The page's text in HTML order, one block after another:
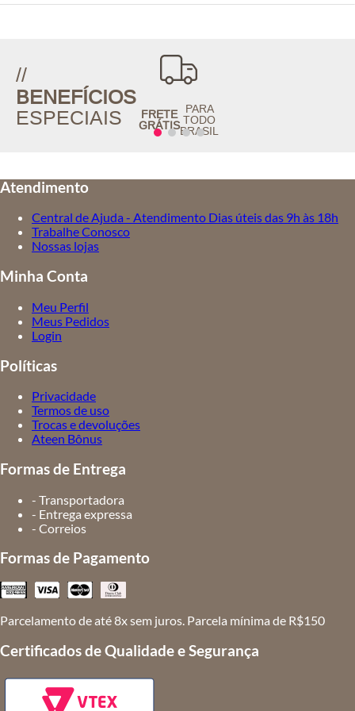
//
BENEFÍCIOS
ESPECIAIS
FRETE
GRÁTIS
PARA
TODO
BRASIL
Atendimento
Central de Ajuda - Atendimento Dias úteis das 9h às 18h
Trabalhe Conosco
Nossas lojas
Minha Conta
Meu Perfil
Meus Pedidos
Login
Políticas
Privacidade
Termos de uso
Trocas e devoluções
Ateen Bônus
Formas de Entrega
- Transportadora
- Entrega expressa
- Correios
Formas de Pagamento
Parcelamento de até 8x sem juros. Parcela mínima de R$150
Certificados de Qualidade e Segurança